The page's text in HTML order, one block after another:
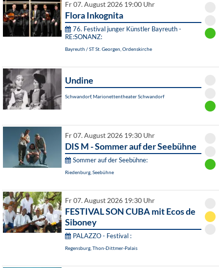
Fr 07. August 2026 19:00 Uhr
Flora Inkognita
76. Festival junger Künstler Bayreuth -
RE:SONANZ:
Bayreuth / ST St. Georgen, Ordenskirche
Undine
Schwandorf, Marionettentheater Schwandorf
Fr 07. August 2026 19:30 Uhr
DIS M - Sommer auf der Seebühne
Sommer auf der Seebühne:
Riedenburg, Seebühne
Fr 07. August 2026 19:30 Uhr
FESTIVAL SON CUBA mit Ecos de
Siboney
PALAZZO - Festival :
Regensburg, Thon-Dittmer-Palais